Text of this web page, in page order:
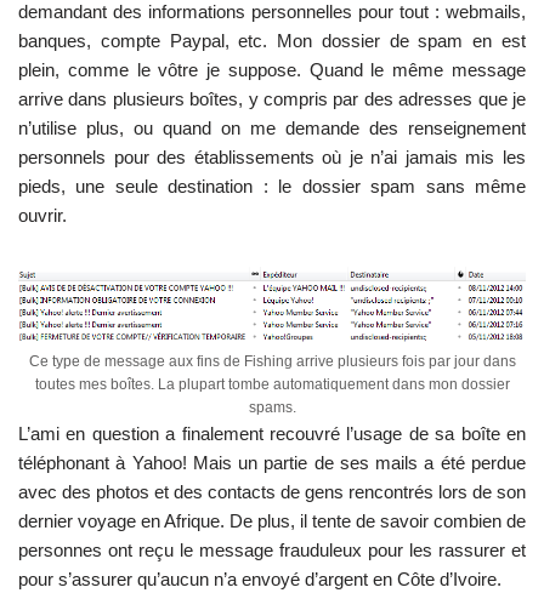
demandant des informations personnelles pour tout : webmails,
banques, compte Paypal, etc. Mon dossier de spam en est
plein, comme le vôtre je suppose. Quand le même message
arrive dans plusieurs boîtes, y compris par des adresses que je
n’utilise plus, ou quand on me demande des renseignement
personnels pour des établissements où je n’ai jamais mis les
pieds, une seule destination : le dossier spam sans même
ouvrir.
Ce type de message aux fins de Fishing arrive plusieurs fois par jour dans
toutes mes boîtes. La plupart tombe automatiquement dans mon dossier
spams.
L’ami en question a finalement recouvré l’usage de sa boîte en
téléphonant à Yahoo! Mais un partie de ses mails a été perdue
avec des photos et des contacts de gens rencontrés lors de son
dernier voyage en Afrique. De plus, il tente de savoir combien de
personnes ont reçu le message frauduleux pour les rassurer et
pour s’assurer qu’aucun n’a envoyé d’argent en Côte d’Ivoire.